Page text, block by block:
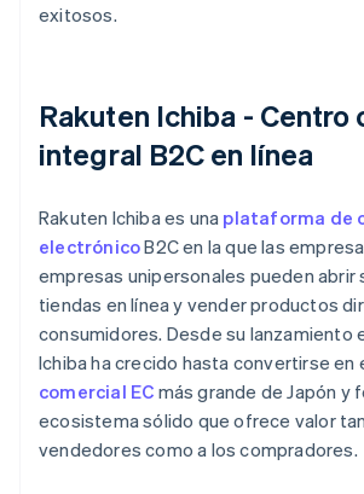
exitosos.
Rakuten Ichiba - Centro
integral B2C en línea
Rakuten Ichiba es una plataforma de
electrónicoB2C en la que las
empresas unipersonales pueden abrir
tiendas en línea y vender productos
consumidores. Desde su lanzamiento
Ichiba ha crecido hasta convertirse en
comercial EC más grande de Japón y
ecosistema sólido que ofrece valor
vendedores como a los compradores.